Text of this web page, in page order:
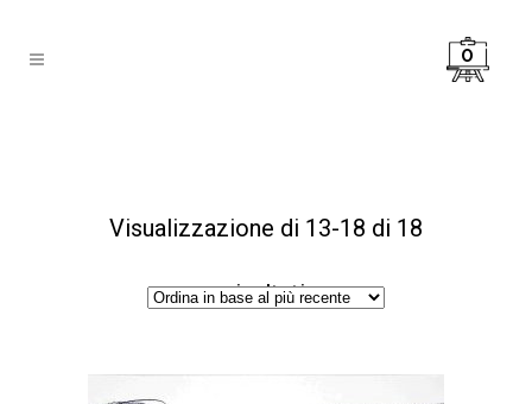
0
Visualizzazione di 13-18 di 18
risultati